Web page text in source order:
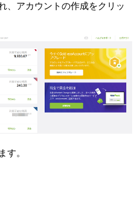
、アカウントの作成をクリッ
す。